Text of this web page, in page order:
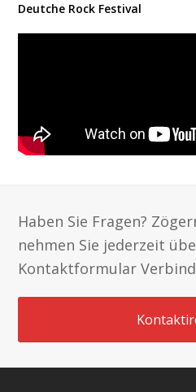
Deutche Rock Festival
Haben Sie Fragen?
nehmen Sie jederzeit
Kontaktformular